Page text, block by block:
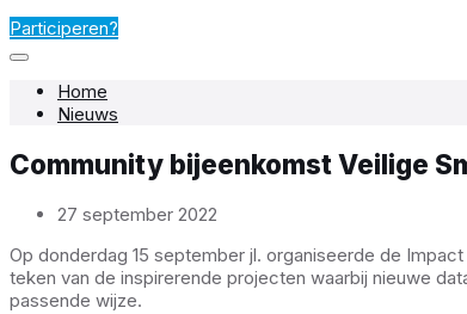
Participeren?
Home
Nieuws
Community bijeenkomst Veilige
27 september 2022
Op donderdag 15 september jl. organiseerde de
teken van de inspirerende projecten waarbij nieuwe
passende wijze.